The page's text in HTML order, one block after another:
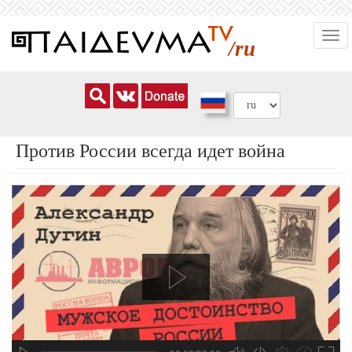
основному
/ru
Против России всегда идет война